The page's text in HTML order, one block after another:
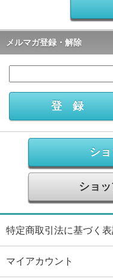
メルマガ登録・解除
シ
ショ
特定商取引法に基づく表
マイアカウント